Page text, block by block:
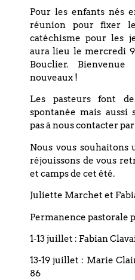
d’amour m’offre réconfort
le Souffle qui me sort de
j’en suis sûre, malgré
dans notre pays, les
les femmes et les
l’environnement, Dieu nous
Et c’est cette espérance
croire que tout cela n’a
destinée à disparaître. Le
l’Église, c’est maintenant.
tourner vers les autres,
Alors belle fin de mois de
derniers jours avant l’Avent
Partagez cet édito
Pour les enfants nés
réunion pour fixer
catéchisme pour les
aura lieu le mercredi
Bouclier.
nouveaux !
Les pasteurs font
spontanée mais aussi
pas à nous contacter
Nous vous
réjouissons de vous
et camps de cet été.
Juliette Marchet et
Permanence pastorale
1-13 juillet : Fabian
13-19 juillet : Marie
86